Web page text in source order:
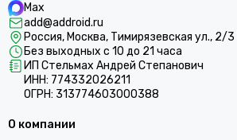
Max
add@addroid.ru
Россия, Москва, Тимирязевская ул., 2/
Без выходных с 10 до 21 часа
ИП Стельмах Андрей Степанович
ИНН: 774332026211
ОГРН: 313774603000388
О компании